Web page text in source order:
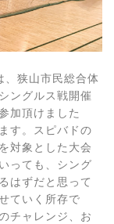
、狭山市民総合体
ングルス戦開催
加頂けました
す。スピバドの
対象とした大会
っても、シング
はずだと思って
ていく所存で
チャレンジ、お